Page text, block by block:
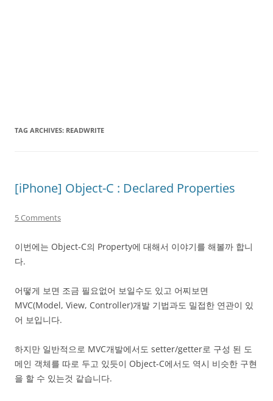
TAG ARCHIVES: READWRITE
[iPhone] Object-C : Declared Properties
5 Comments
이번에는 Object-C의 Property에 대해서 이야기를 해볼까 합니
다.
어떻게 보면 조금 필요없어 보일수도 있고 어찌보면
MVC(Model, View, Controller)개발 기법과도 밀접한 연관이 있
어 보입니다.
하지만 일반적으로 MVC개발에서도 setter/getter로 구성 된 도
메인 객체를 따로 두고 있듯이 Object-C에서도 역시 비슷한 구현
을 할 수 있는것 같습니다.